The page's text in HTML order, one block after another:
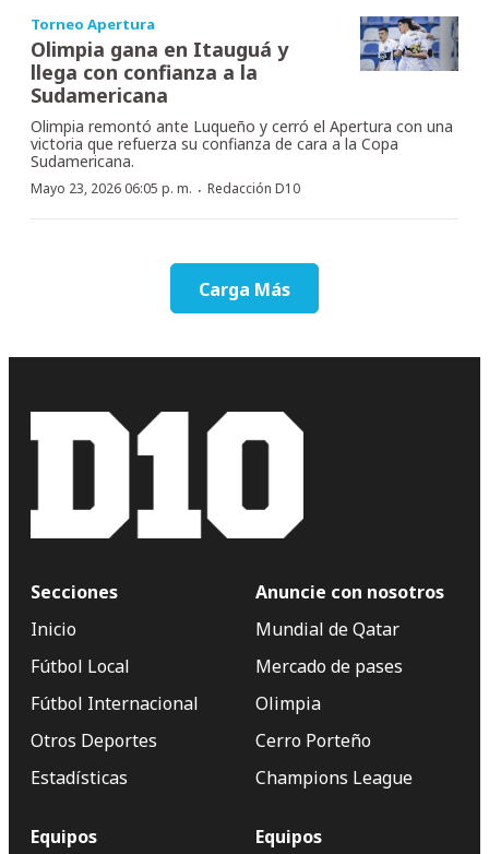
Torneo Apertura
Olimpia gana en Itauguá y
llega con confianza a la
Sudamericana
Olimpia remontó ante Luqueño y cerró el Apertura con una
victoria que refuerza su confianza de cara a la Copa
Sudamericana.
Mayo 23, 2026 06:05 p. m. · Redacción D10
Carga Más
Secciones
Inicio
Fútbol Local
Fútbol Internacional
Otros Deportes
Estadísticas
Anuncie con nosotros
Mundial de Qatar
Mercado de pases
Olimpia
Cerro Porteño
Champions League
Equipos Equipos